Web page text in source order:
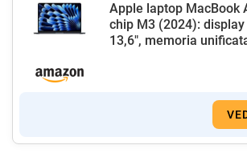
Apple laptop MacBook
chip M3 (2024):
13,6", memoria